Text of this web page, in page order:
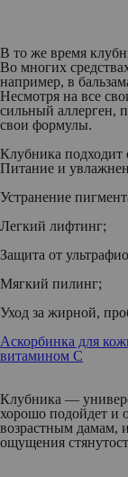
В то же время
Во многих
например, в
Несмотря на все
сильный аллерген,
свои формулы.
Клубника
Питание и
Устранение
Легкий лифтинг;
Защита от
Мягкий пилинг;
Уход за жирной,
Аскорбинка для
витамином С
Клубника —
хорошо подойдет и
возрастным дамам,
ощущения